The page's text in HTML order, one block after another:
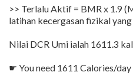
>> Terlalu Aktif = BMR x 1.9
latihan kecergasan fizikal
Nilai DCR Umi ialah 1611.3
☛ You need 1611 Calories/